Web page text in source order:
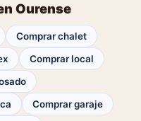
Ourense
Comprar chalet
Comprar local
Comprar garaje